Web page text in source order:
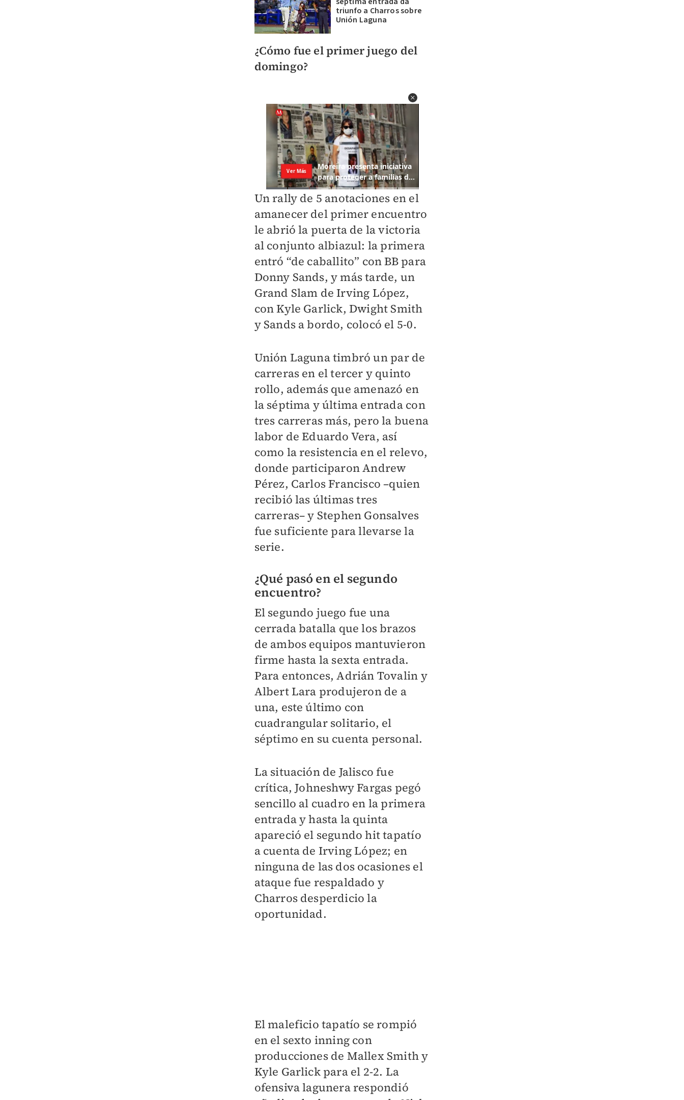
triunfo a Charros sobre
Unión Laguna
¿Cómo fue el primer juego del
domingo?
Un rally de 5 anotaciones en el
amanecer del primer encuentro
le abrió la puerta de la victoria
al conjunto albiazul: la primera
entró “de caballito” con BB para
Donny Sands, y más tarde, un
Grand Slam de Irving López,
con Kyle Garlick, Dwight Smith
y Sands a bordo, colocó el 5-0.
Unión Laguna timbró un par de
carreras en el tercer y quinto
rollo, además que amenazó en
la séptima y última entrada con
tres carreras más, pero la buena
labor de Eduardo Vera, así
como la resistencia en el relevo,
donde participaron Andrew
Pérez, Carlos Francisco –quien
recibió las últimas tres
carreras– y Stephen Gonsalves
fue suficiente para llevarse la
serie.
¿Qué pasó en el segundo
encuentro?
El segundo juego fue una
cerrada batalla que los brazos
de ambos equipos mantuvieron
firme hasta la sexta entrada.
Para entonces, Adrián Tovalin y
Albert Lara produjeron de a
una, este último con
cuadrangular solitario, el
séptimo en su cuenta personal.
La situación de Jalisco fue
crítica, Johneshwy Fargas pegó
sencillo al cuadro en la primera
entrada y hasta la quinta
apareció el segundo hit tapatío
a cuenta de Irving López; en
ninguna de las dos ocasiones el
ataque fue respaldado y
Charros desperdicio la
oportunidad.
El maleficio tapatío se rompió
en el sexto inning con
producciones de Mallex Smith y
Kyle Garlick para el 2-2. La
ofensiva lagunera respondió